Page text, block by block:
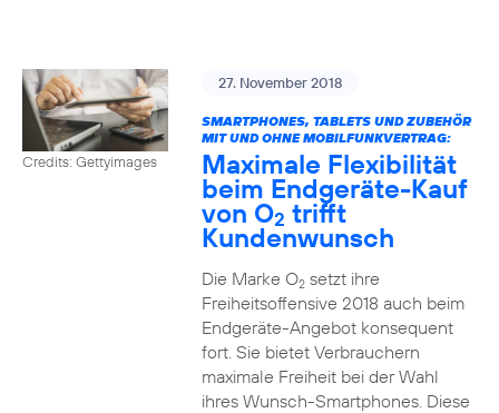
Credits: Gettyimages
27. November 2018
SMARTPHONES, TABLETS UND ZUBEHÖR
MIT UND OHNE MOBILFUNKVERTRAG:
Maximale Flexibilität
beim Endgeräte-Kauf
von O2 trifft
Kundenwunsch
Die Marke O2setzt ihre
Freiheitsoffensive 2018 auch beim
Endgeräte-Angebot konsequent
fort. Sie bietet Verbrauchern
maximale Freiheit bei der Wahl
ihres Wunsch-Smartphones. Diese